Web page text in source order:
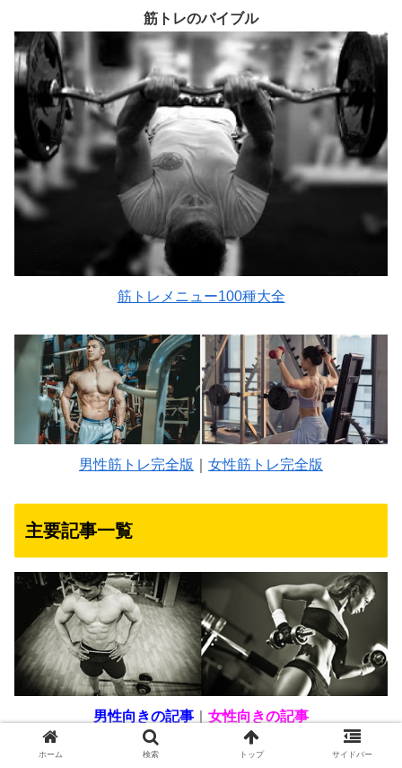
筋トレのバイブル
筋トレメニュー100種大全
男性筋トレ完全版 女性筋トレ完全版
主要記事一覧
男性向きの記事
女性向きの記事
筋トレ百種大全
自宅での筋トレ
ホーム 検索 トップ サイドバー